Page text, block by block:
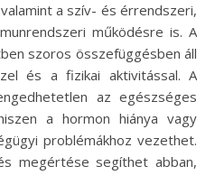
a szív- és érrendszeri,
működésre is. A
szoros összefüggésben áll
és a fizikai aktivitással. A
az egészséges
a hormon hiánya vagy
problémákhoz vezethet.
megértése segíthet abban,